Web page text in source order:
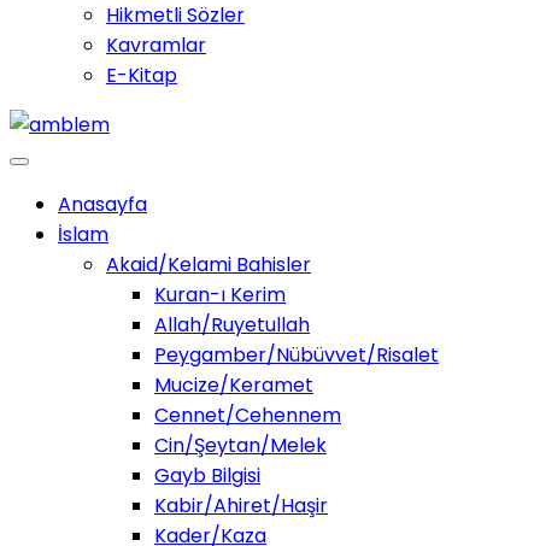
Hikmetli Sözler
Kavramlar
E-Kitap
Anasayfa
İslam
Akaid/Kelami Bahisler
Kuran-ı Kerim
Allah/Ruyetullah
Peygamber/Nübüvvet/Risalet
Mucize/Keramet
Cennet/Cehennem
Cin/Şeytan/Melek
Gayb Bilgisi
Kabir/Ahiret/Haşir
Kader/Kaza